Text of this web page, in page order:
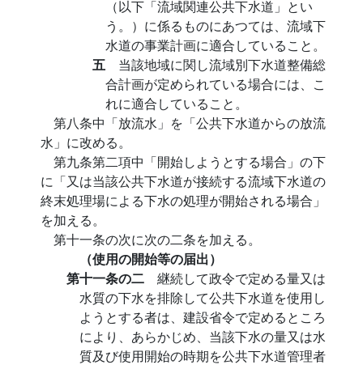
（以下「流域関連公共下水道」とい
う。）に係るものにあつては、流域下
水道の事業計画に適合していること。
五 当該地域に関し流域別下水道整備総
合計画が定められている場合には、こ
れに適合していること。
第八条中「放流水」を「公共下水道からの放流
水」に改める。
第九条第二項中「開始しようとする場合」の下
に「又は当該公共下水道が接続する流域下水道の
終末処理場による下水の処理が開始される場合」
を加える。
第十一条の次に次の二条を加える。
（使用の開始等の届出）
第十一条の二 継続して政令で定める量又は
水質の下水を排除して公共下水道を使用し
ようとする者は、建設省令で定めるところ
により、あらかじめ、当該下水の量又は水
質及び使用開始の時期を公共下水道管理者